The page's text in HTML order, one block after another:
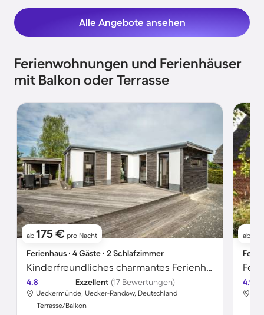
Alle Angebote ansehen
Ferienwohnungen und Ferienhäuser
mit Balkon oder Terrasse
ab 175 € pro Nacht
Ferienhaus ∙ 4 Gäste ∙ 2 Schlafzimmer
Kinderfreundliches charmantes Ferienhaus mit schnellem Internet, Garten und Grill | Hunde erlaubt
4.8 Exzellent (17 Bewertungen)
Ueckermünde, Uecker-Randow, Deutschland
Terrasse/Balkon
ab
4.9